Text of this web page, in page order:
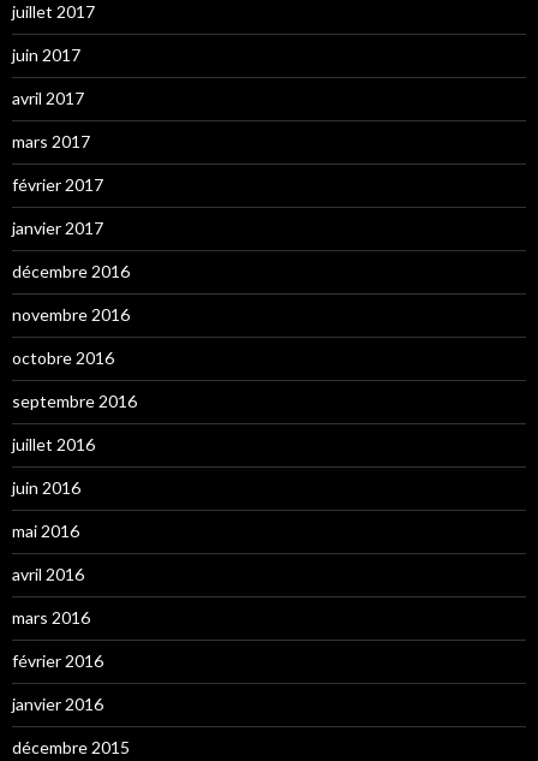
juillet 2017
juin 2017
avril 2017
mars 2017
février 2017
janvier 2017
décembre 2016
novembre 2016
octobre 2016
septembre 2016
juillet 2016
juin 2016
mai 2016
avril 2016
mars 2016
février 2016
janvier 2016
décembre 2015